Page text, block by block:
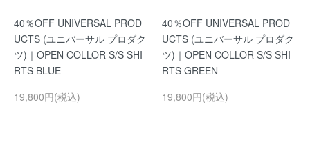
40％OFF UNIVERSAL PROD
UCTS (ユニバーサル プロダク
ツ)｜OPEN COLLOR S/S SHI
RTS BLUE
19,800円(税込)
40％OFF UNIVERSAL PROD
UCTS (ユニバーサル プロダク
ツ)｜OPEN COLLOR S/S SHI
RTS GREEN
19,800円(税込)